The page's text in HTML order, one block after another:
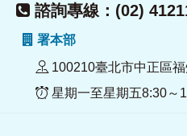
諮詢專線：(02)
署本部
100210臺北市中正區
星期一至星期五8:30～